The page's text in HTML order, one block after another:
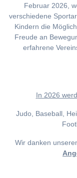
Februar 2026,
verschiedene
Kindern die
Freude an
erfahrene
In 2026
Judo, Baseball,
Wir danken